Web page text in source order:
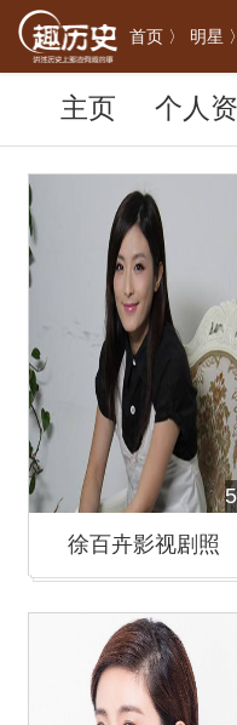
首页 〉 明星 〉
主页 个人
徐百卉影视剧照